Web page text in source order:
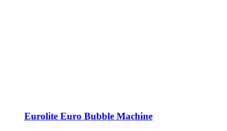
Eurolite Euro Bubble Machine